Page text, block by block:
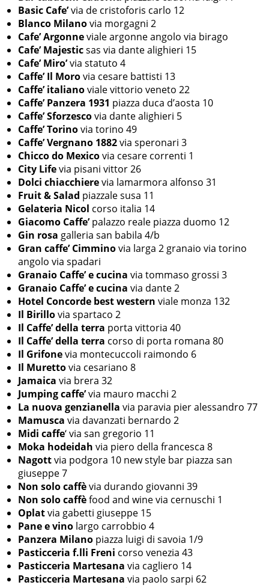
Basic Cafe’via de cristoforis carlo 12
Blanco Milanovia morgagni 2
Cafe’ Argonneviale argonne angolo via birago
Cafe’ Majesticsas via dante alighieri 15
Cafe’ Miro’via statuto 4
Caffe’ Il Morovia cesare battisti 13
Caffe’ italianoviale vittorio veneto 22
Caffe’ Panzera 1931 piazza duca d’aosta 10
Caffe’ Sforzescovia dante alighieri 5
Caffe’ Torinovia torino 49
Caffe’ Vergnano 1882via speronari 3
Chicco do Mexicovia cesare correnti 1
City Lifevia pisani vittor 26
Dolci chiacchierevia lamarmora alfonso 31
Fruit & Salad piazzale susa 11
Gelateria Nicol corso italia 14
Giacomo Caffe’palazzo reale piazza duomo 12
Gin rosa galleria san babila 4/b
Gran caffe’ Cimminovia larga 2 granaio via torino
angolo via spadari
Granaio Caffe’ e cucina via tommaso grossi 3
Granaio Caffe’ e cucina via dante 2
Hotel Concorde best western viale monza 132
Il Birillovia spartaco 2
Il Caffe’ della terra porta vittoria 40
Il Caffe’ della terra corso di porta romana 80
Il Grifonevia montecuccoli raimondo 6
Il Murettovia cesariano 8
Jamaica via brera 32
Jumping caffe’via mauro macchi 2
La nuova genzianella via paravia pier alessandro 77
Mamusca via davanzati bernardo 2
Midi caffe‘ via san gregorio 11
Moka hodeidah via piero della francesca 8
Nagottvia podgora 10 new style bar piazza san
giuseppe 7
Non solo caffèvia durando giovanni 39
Non solo caffèfood and wine via cernuschi 1
Oplatvia gabetti giuseppe 15
Pane e vino largo carrobbio 4
Panzera Milano piazza luigi di savoia 1/9
Pasticceria f.lli Freni corso venezia 43
Pasticceria Martesana via cagliero 14
Pasticceria Martesana via paolo sarpi 62